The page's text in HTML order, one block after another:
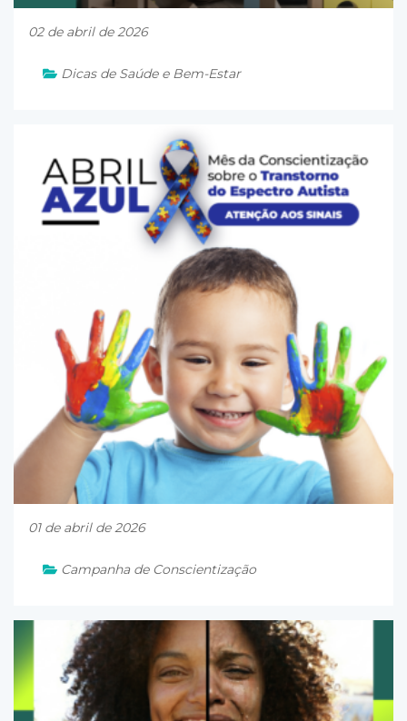
02 de abril de 2026
Dicas de Saúde e Bem-Estar
01 de abril de 2026
Campanha de Conscientização